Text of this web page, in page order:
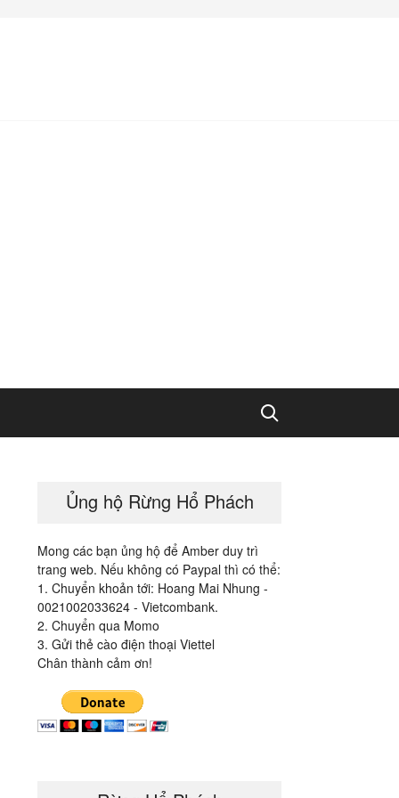
Search
Ủng hộ Rừng Hổ Phách
Mong các bạn ủng hộ để Amber duy trì
trang web. Nếu không có Paypal thì có thể:
1. Chuyển khoản tới: Hoang Mai Nhung -
0021002033624 - Vietcombank.
2. Chuyển qua Momo
3. Gửi thẻ cào điện thoại Viettel
Chân thành cảm ơn!